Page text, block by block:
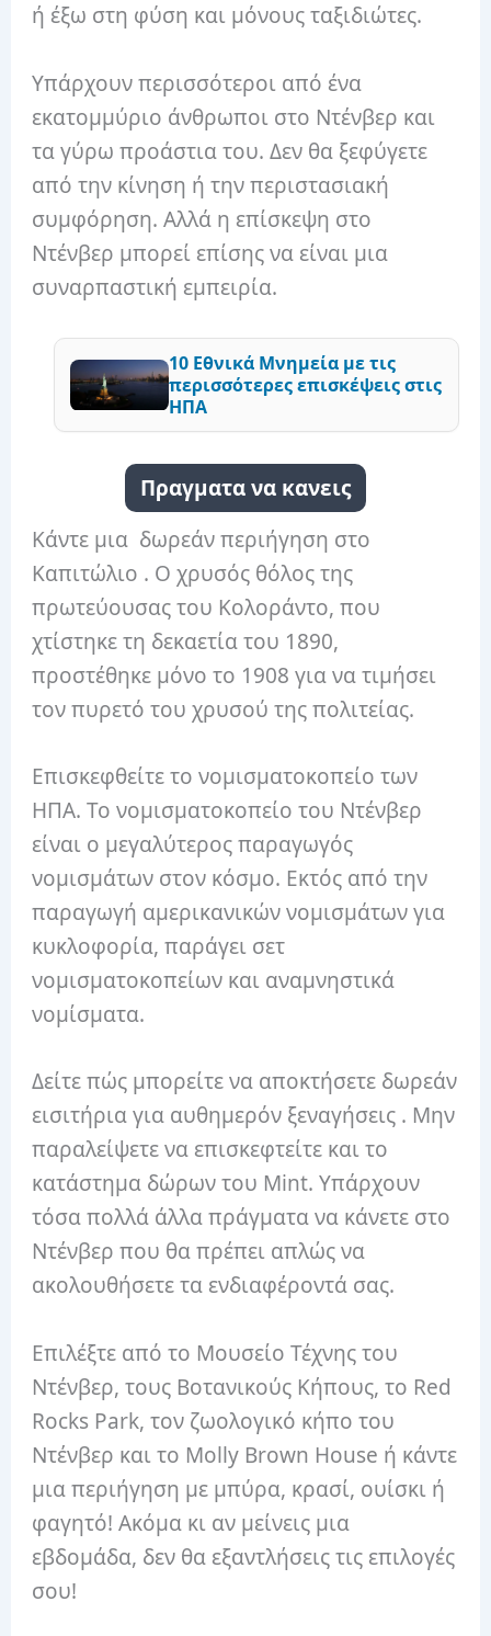
ή έξω στη φύση και μόνους ταξιδιώτες.
Υπάρχουν περισσότεροι από ένα
εκατομμύριο άνθρωποι στο Ντένβερ και
τα γύρω προάστια του. Δεν θα ξεφύγετε
από την κίνηση ή την περιστασιακή
συμφόρηση. Αλλά η επίσκεψη στο
Ντένβερ μπορεί επίσης να είναι μια
συναρπαστική εμπειρία.
10 Εθνικά Μνημεία με τις
περισσότερες επισκέψεις στις
ΗΠΑ
Πραγματα να κανεις
Κάντε μια δωρεάν περιήγηση στο
Καπιτώλιο . Ο χρυσός θόλος της
πρωτεύουσας του Κολοράντο, που
χτίστηκε τη δεκαετία του 1890,
προστέθηκε μόνο το 1908 για να τιμήσει
τον πυρετό του χρυσού της πολιτείας.
Επισκεφθείτε το νομισματοκοπείο των
ΗΠΑ. Το νομισματοκοπείο του Ντένβερ
είναι ο μεγαλύτερος παραγωγός
νομισμάτων στον κόσμο. Εκτός από την
παραγωγή αμερικανικών νομισμάτων για
κυκλοφορία, παράγει σετ
νομισματοκοπείων και αναμνηστικά
νομίσματα.
Δείτε πώς μπορείτε να αποκτήσετε δωρεάν
εισιτήρια για αυθημερόν ξεναγήσεις . Μην
παραλείψετε να επισκεφτείτε και το
κατάστημα δώρων του Mint. Υπάρχουν
τόσα πολλά άλλα πράγματα να κάνετε στο
Ντένβερ που θα πρέπει απλώς να
ακολουθήσετε τα ενδιαφέροντά σας.
Επιλέξτε από το Μουσείο Τέχνης του
Ντένβερ, τους Βοτανικούς Κήπους, το Red
Rocks Park, τον ζωολογικό κήπο του
Ντένβερ και το Molly Brown House ή κάντε
μια περιήγηση με μπύρα, κρασί, ουίσκι ή
φαγητό! Ακόμα κι αν μείνεις μια
εβδομάδα, δεν θα εξαντλήσεις τις επιλογές
σου!